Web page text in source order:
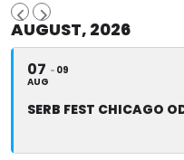
AUGUST, 2026
07
AUG
09
SERB FEST CHICAGO